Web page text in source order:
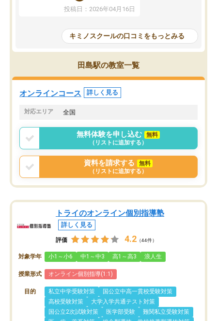
を詰め込むのではなく、自学自習の習
慣が身につくよう並走してくれるの
はなくなりました。
講師の方との距離も近く、親身なコー
チングのおかげで、停滞期もモチベー
ションを維持できました。「やらされ
る勉強」から「目標のための勉強」へ
意識が変わったことが、目標校への合
投稿日：2026年04月16日
の仕方をコーチングして
ルなので、家での学習習
身につきました。結果と
た。自分から学ぶ姿勢を
キミノスクールの口コミをもっとみる
田島駅の教室一覧
オンラインコース 詳しく見る
対応エリア 全国
無料体験を申し込む
無料
（リストに追加する）
資料を請求する
無料
（リストに追加する）
トライのオンライン個別指導塾
詳しく見る
評価 4.2 （44件）
対象学年 小1～小6 中1～中3 高1～高3 浪人生
授業形式 オンライン個別指導(1:1)
目的 私立中学受験対策
国公立中高一貫校受験対策
高校受験対策
大学入学共通テスト対策
国公立2次試験対策
医学部受験
難関私立受験対策